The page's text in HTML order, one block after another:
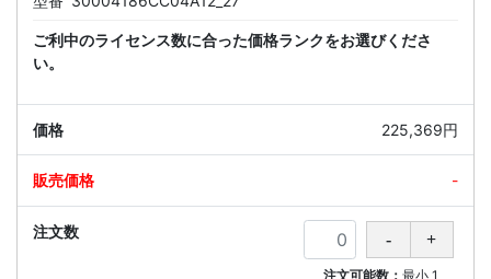
ご利中のライセンス数に合った価格ランクをお選びくださ
い。
225,369円
-
注文可能数：最小 1